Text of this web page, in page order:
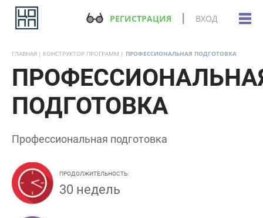
РЕГИСТРАЦИЯ ВХОД
ГЛАВНАЯ КОНСТРУКТОР ПРОГРАММ ПРОФЕССИОНАЛЬНАЯ ПОДГОТОВКА
ПОДГОТОВКА
Профессиональная подготовка
30 недель